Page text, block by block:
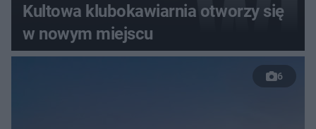
Kultowa klubokawiarnia otworzy się
w nowym miejscu
6